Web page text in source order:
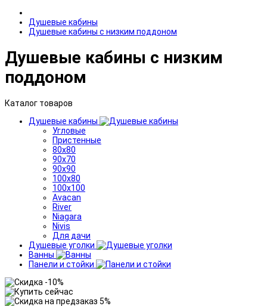
Душевые кабины
Душевые кабины с низким поддоном
Душевые кабины с низким
поддоном
Каталог товаров
Душевые кабины
Угловые
Пристенные
80x80
90x70
90x90
100x80
100x100
Avacan
River
Niagara
Nivis
Для дачи
Душевые уголки
Ванны
Панели и стойки